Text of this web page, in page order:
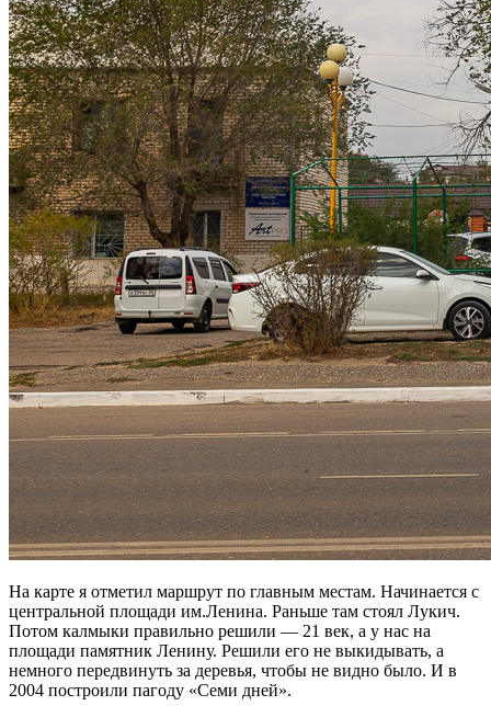
На карте я отметил маршрут по главным местам. Начинается с
центральной площади им.Ленина. Раньше там стоял Лукич.
Потом калмыки правильно решили — 21 век, а у нас на
площади памятник Ленину. Решили его не выкидывать, а
немного передвинуть за деревья, чтобы не видно было. И в
2004 построили пагоду «Семи дней».